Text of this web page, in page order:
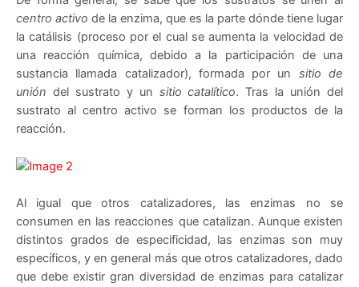
centro activo de la enzima, que es la parte dónde tiene lugar
la catálisis (proceso por el cual se aumenta la velocidad de
una reacción química, debido a la participación de una
sustancia llamada catalizador), formada por un sitio de
unión del sustrato y un sitio catalítico. Tras la unión del
sustrato al centro activo se forman los productos de la
reacción.
Al igual que otros catalizadores, las enzimas no se
consumen en las reacciones que catalizan. Aunque existen
distintos grados de especificidad, las enzimas son muy
específicos, y en general más que otros catalizadores, dado
que debe existir gran diversidad de enzimas para catalizar